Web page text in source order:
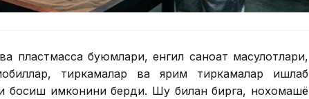
пластмасса буюмлари, енгил саноат маҳсулотлари,
тиркамалар ва ярим тиркамалар ишлаб
босиш имконини берди. Шу билан бирга, нохомашё